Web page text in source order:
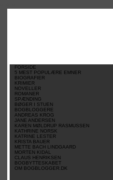
FORSIDE
5 MEST POPULÆRE EMNER
BIOGRAFIER
KRIMIER
NOVELLER
ROMANER
SPÆNDING
BØGER I STUEN
BOGBLOGGERE
ANDREAS KROG
JANE ANDERSEN
KAREN MØLDRUP RASMUSSEN
KATHRINE NORSK
KATRINE LESTER
KRISTA BAUER
METTE BACH LINDGAARD
MORTEN KIDAL
CLAUS HENRIKSEN
BOGBYTTESKABET
OM BOGBLOGGER.DK